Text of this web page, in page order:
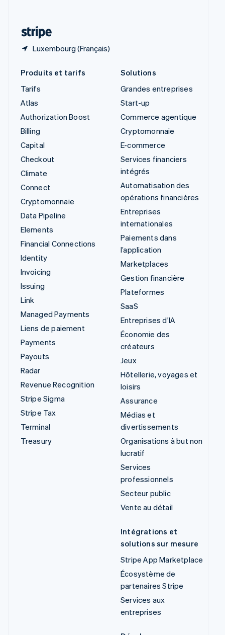
Luxembourg (Français)
Produits et tarifs
Tarifs
Atlas
Authorization Boost
Billing
Capital
Checkout
Climate
Connect
Cryptomonnaie
Data Pipeline
Elements
Financial Connections
Identity
Invoicing
Issuing
Link
Managed Payments
Liens de paiement
Payments
Payouts
Radar
Revenue Recognition
Stripe Sigma
Stripe Tax
Terminal
Treasury
Solutions
Grandes entreprises
Start-up
Commerce agentique
Cryptomonnaie
E-commerce
Services financiers
intégrés
Automatisation des
opérations financières
Entreprises
internationales
Paiements dans
l’application
Marketplaces
Gestion financière
Plateformes
SaaS
Entreprises d'IA
Économie des
créateurs
Jeux
Hôtellerie, voyages et
loisirs
Assurance
Médias et
divertissements
Organisations à but non
lucratif
Services
professionnels
Secteur public
Vente au détail
Intégrations et
solutions sur mesure
Stripe App Marketplace
Écosystème de
partenaires Stripe
Services aux
entreprises